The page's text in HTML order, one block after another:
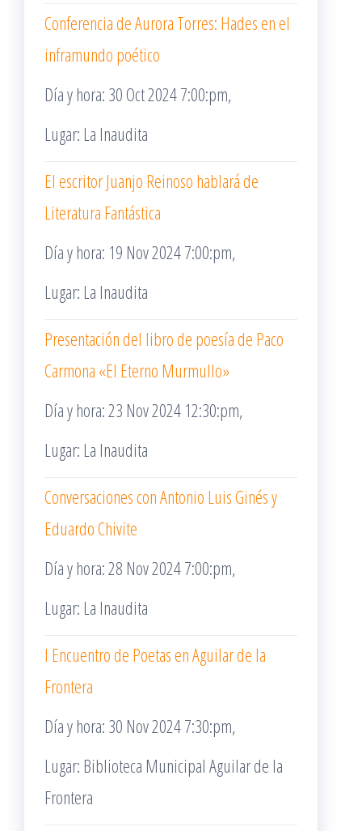
Conferencia de Aurora Torres: Hades en el
inframundo poético
Día y hora: 30 Oct 2024 7:00:pm,
Lugar: La Inaudita
El escritor Juanjo Reinoso hablará de
Literatura Fantástica
Día y hora: 19 Nov 2024 7:00:pm,
Lugar: La Inaudita
Presentación del libro de poesía de Paco
Carmona «El Eterno Murmullo»
Día y hora: 23 Nov 2024 12:30:pm,
Lugar: La Inaudita
Conversaciones con Antonio Luis Ginés y
Eduardo Chivite
Día y hora: 28 Nov 2024 7:00:pm,
Lugar: La Inaudita
I Encuentro de Poetas en Aguilar de la
Frontera
Día y hora: 30 Nov 2024 7:30:pm,
Lugar: Biblioteca Municipal Aguilar de la
Frontera